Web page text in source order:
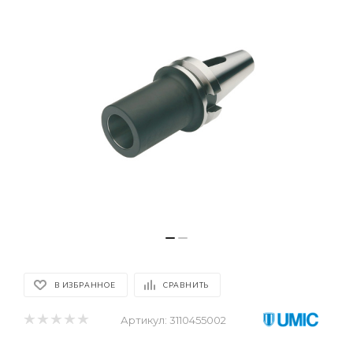
В ИЗБРАННОЕ СРАВНИТЬ
Артикул: 3110455002